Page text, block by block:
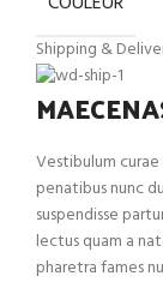
Shipping &
Vestibulum
penatibus nunc
suspendisse
lectus quam a
pharetra fames